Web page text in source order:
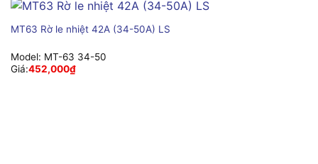
MT63 Rờ le nhiệt 42A (34-50A) LS
Model: MT-63 34-50
Giá:452,000₫